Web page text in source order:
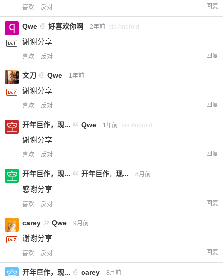
喜欢 反对 回复
Qwe @ 好喜欢你啊 2年前 via Android
谢谢分享
喜欢 反对 回复
文刀 @ Qwe 1年前
谢谢分享
喜欢 反对 回复
开年巨作，现... @ Qwe 1年前 via Android
谢谢分享
喜欢 反对 回复
开年巨作，现... @ 开年巨作，现... 8月前
感谢分享
喜欢 反对 回复
carey @ Qwe 9月前
谢谢分享
喜欢 反对 回复
开年巨作，现... @ carey 8月前